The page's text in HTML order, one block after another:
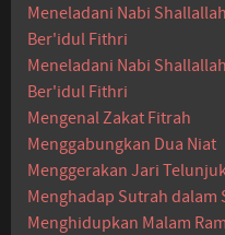
Meneladani Nabi
Ber'idul Fithri
Meneladani Nabi
Ber'idul Fithri
Mengenal Zakat Fitrah
Menggabungkan Dua Niat
Menggerakan Jari
Menghadap Sutrah dalam
Menghidupkan Malam